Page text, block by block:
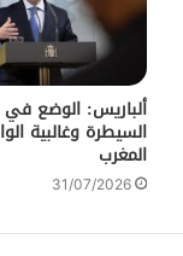
ألباريس: الوضع
السيطرة وغالبية
المغرب
31/07/2026